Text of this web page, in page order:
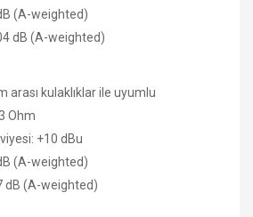
(A-weighted)
dB (A-weighted)
arası kulaklıklar ile uyumlu
Ohm
+10 dBu
(A-weighted)
dB (A-weighted)